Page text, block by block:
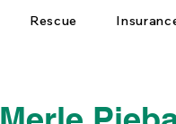
Rescue